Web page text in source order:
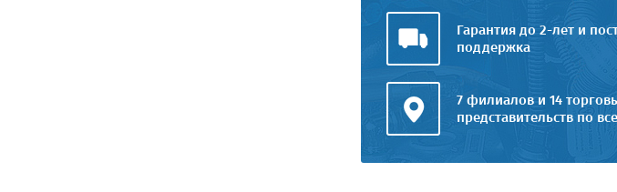
Гарантия до 2-лет и
поддержка
7 филиалов и 14
представительств по